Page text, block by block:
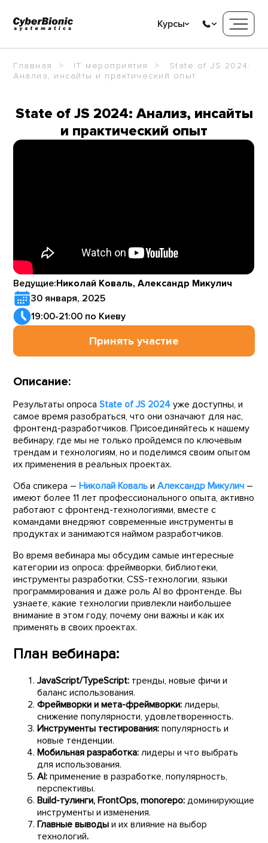
Курсы
Главная IT мероприятия
State of JS 2024:
Анализ, инсайты и практический опыт
State of JS 2024: Анализ, инсайты
и практический опыт
30 января, 2025
19:00-21:00 по Киеву
Ведущие:Николай Коваль, Александр Микулич
Принять участие
Описание:
Результаты опросаState of JS 2024 уже доступны, и
самое время разобраться, что они означают для нас,
фронтенд-разработчиков. Присоединяйтесь к нашему
вебинару, где мы не только пройдемся по ключевым
трендам и технологиям, но и поделимся своим опытом
их применения в реальных проектах.
Оба спикера –Николай Коваль иАлександр Микулич –
имеют более 11 лет профессионального опыта, активно
работают с фронтенд-технологиями, вместе с
командами внедряют современные инструменты в
продуктах и занимаются наймом разработчиков.
Во время вебинара мы обсудим самые интересные
категории из опроса: фреймворки, библиотеки,
инструменты разработки, CSS-технологии, языки
программирования и даже роль AI во фронтенде. Вы
узнаете, какие технологии привлекли наибольшее
внимание в этом году, почему они важны и как их
применять в своих проектах.
План вебинара:
JavaScript/TypeScript: тренды, новые фичи и
баланс использования.
Фреймворки и мета-фреймворки: лидеры,
снижение популярности, удовлетворенность.
Инструменты тестирования: популярность и
новые тенденции.
Мобильная разработка: лидеры и что выбрать
для использования.
AI: применение в разработке, популярность,
перспективы.
Build-тулинги, FrontOps, monorepo: доминирующие
инструменты и изменения.
Главные выводыи их влияние на выбор
технологий.